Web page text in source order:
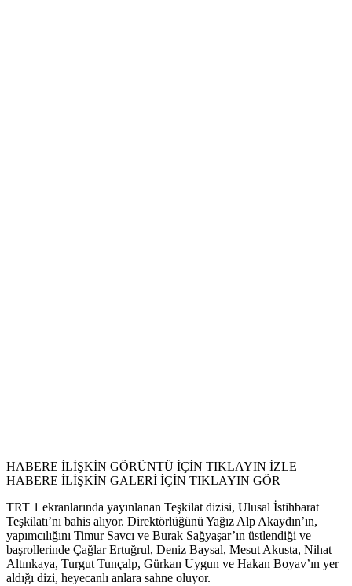
HABERE İLİŞKİN GÖRÜNTÜ İÇİN TIKLAYIN İZLE
HABERE İLİŞKİN GALERİ İÇİN TIKLAYIN GÖR
TRT 1 ekranlarında yayınlanan Teşkilat dizisi, Ulusal İstihbarat
Teşkilatı’nı bahis alıyor. Direktörlüğünü Yağız Alp Akaydın’ın,
yapımcılığını Timur Savcı ve Burak Sağyaşar’ın üstlendiği ve
başrollerinde Çağlar Ertuğrul, Deniz Baysal, Mesut Akusta, Nihat
Altınkaya, Turgut Tunçalp, Gürkan Uygun ve Hakan Boyav’ın yer
aldığı dizi, heyecanlı anlara sahne oluyor.